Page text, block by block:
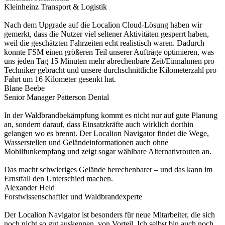
Kleinheinz Transport & Logistik
Nach dem Upgrade auf die Localion Cloud-Lösung haben wir
gemerkt, dass die Nutzer viel seltener Aktivitäten gesperrt haben,
weil die geschätzten Fahrzeiten echt realistisch waren. Dadurch
konnte FSM einen größeren Teil unserer Aufträge optimieren, was
uns jeden Tag 15 Minuten mehr abrechenbare Zeit/Einnahmen pro
Techniker gebracht und unsere durchschnittliche Kilometerzahl pro
Fahrt um 16 Kilometer gesenkt hat.
Blane Beebe
Senior Manager Patterson Dental
In der Waldbrandbekämpfung kommt es nicht nur auf gute Planung
an, sondern darauf, dass Einsatzkräfte auch wirklich dorthin
gelangen wo es brennt. Der Localion Navigator findet die Wege,
Wasserstellen und Geländeinformationen auch ohne
Mobilfunkempfang und zeigt sogar wählbare Alternativrouten an.
Das macht schwieriges Gelände berechenbarer – und das kann im
Ernstfall den Unterschied machen.
Alexander Held
Forstwissenschaftler und Waldbrandexperte
Der Localion Navigator ist besonders für neue Mitarbeiter, die sich